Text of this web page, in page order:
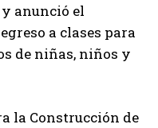
anunció el
a clases para
de niñas, niños y
la Construcción de